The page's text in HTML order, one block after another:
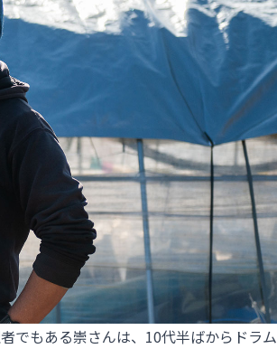
でもある崇さんは、10代半ばからドラム